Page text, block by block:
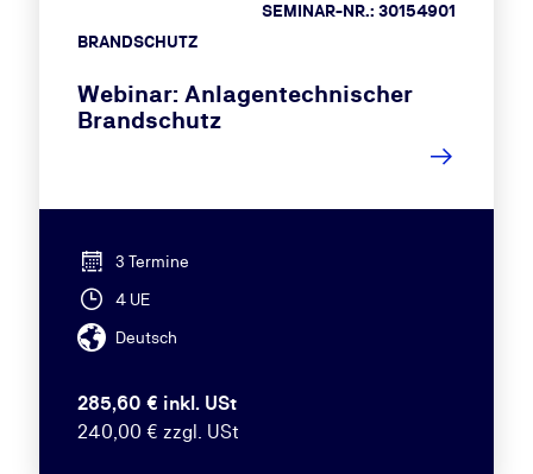
BRANDSCHUTZ
SEMINAR-NR.: 30154901
Webinar: Anlagentechnischer
Brandschutz
3 Termine
4 UE
Deutsch
285,60 € inkl. USt
240,00 € zzgl. USt